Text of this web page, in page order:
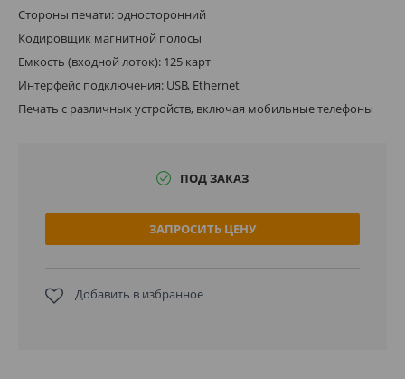
Стороны печати: односторонний
Кодировщик магнитной полосы
Емкость (входной лоток): 125 карт
Интерфейс подключения: USB, Ethernet
Печать с различных устройств, включая мобильные телефоны
ПОД ЗАКАЗ
ЗАПРОСИТЬ ЦЕНУ
Добавить в избранное